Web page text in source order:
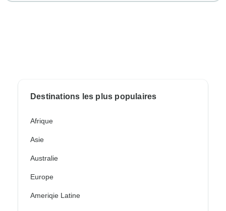
Destinations les plus populaires
Afrique
Asie
Australie
Europe
Ameriqie Latine